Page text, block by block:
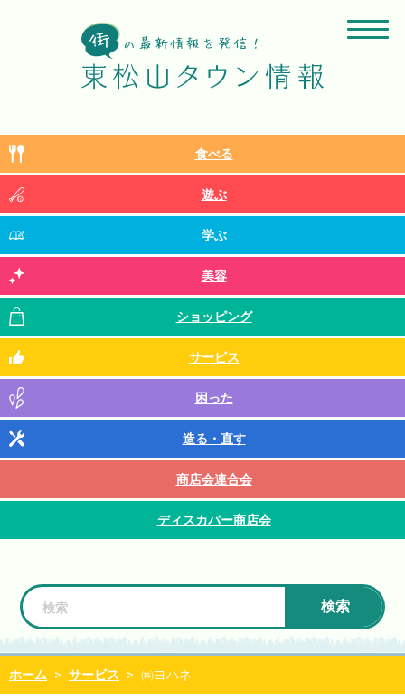
食べる
遊ぶ
学ぶ
美容
ショッピング
サービス
困った
造る・直す
商店会連合会
ディスカバー商店会
検索
ホーム > サービス > ㈱ヨハネ